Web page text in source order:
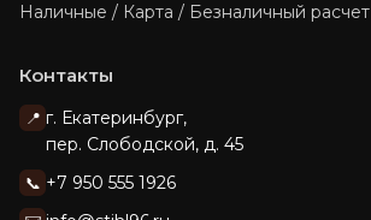
Наличные / Карта / Безналичный расчет
Контакты
📍 г. Екатеринбург,
пер. Слободской, д. 45
📞 +7 950 555 1926